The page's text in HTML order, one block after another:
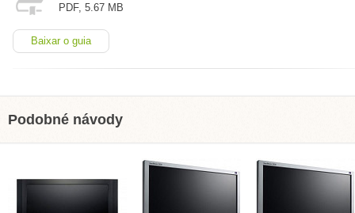
PDF, 5.67 MB
Baixar o guia
Podobné návody